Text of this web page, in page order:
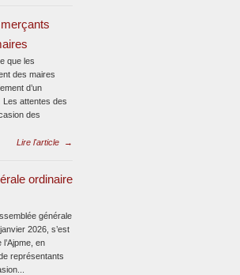
que les
des maires
d’un
attentes des
des
Lire l'article
→
ordinaire
générale
2026, s’est
en
représentants